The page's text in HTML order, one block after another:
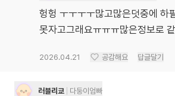
헝헝 ㅜㅜㅜㅜ많고많은덧중에 하
못자고그래요ㅠㅠㅠ많은정보로
2026.04.21 공감해요 답글달기
러블리쿄 다둥이엄빠